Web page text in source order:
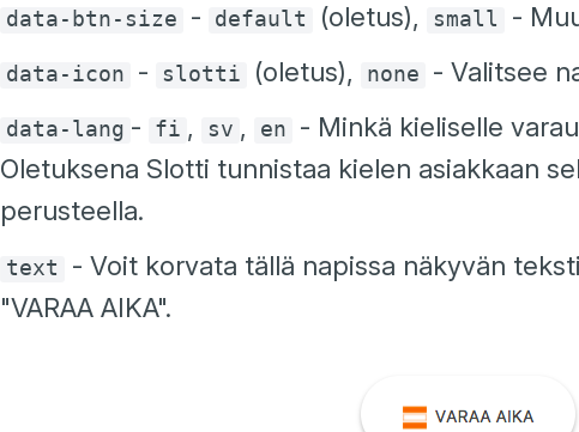
data-btn-size - default (oletus), small -
data-icon - slotti (oletus), none - Valitsee
data-lang - fi , sv , en
- Minkä kieliselle
Oletuksena Slotti tunnistaa kielen asiakkaan
perusteella.
text
- Voit korvata tällä napissa näkyvän
"VARAA AIKA".